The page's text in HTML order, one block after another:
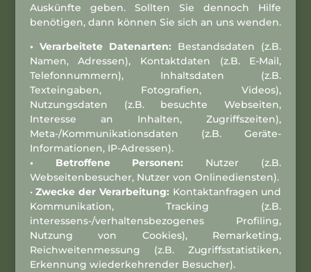
Auskünfte geben. Sollten Sie dennoch Hilfe
benötigen, dann können Sie sich an uns wenden.
• Verarbeitete Datenarten:
Bestandsdaten (z.B.
Namen, Adressen), Kontaktdaten (z.B. E-Mail,
Telefonnummern), Inhaltsdaten (z.B.
Texteingaben, Fotografien, Videos),
Nutzungsdaten (z.B. besuchte Webseiten,
Interesse an Inhalten, Zugriffszeiten),
Meta-/Kommunikationsdaten (z.B. Geräte-
Informationen, IP-Adressen).
• Betroffene Personen:
Nutzer (z.B.
Webseitenbesucher, Nutzer von Onlinediensten).
• Zwecke der Verarbeitung: Kontaktanfragen und
Kommunikation, Tracking (z.B.
interessens-/verhaltensbezogenes Profiling,
Nutzung von Cookies), Remarketing,
Reichweitenmessung (z.B. Zugriffsstatistiken,
Erkennung wiederkehrender Besucher).